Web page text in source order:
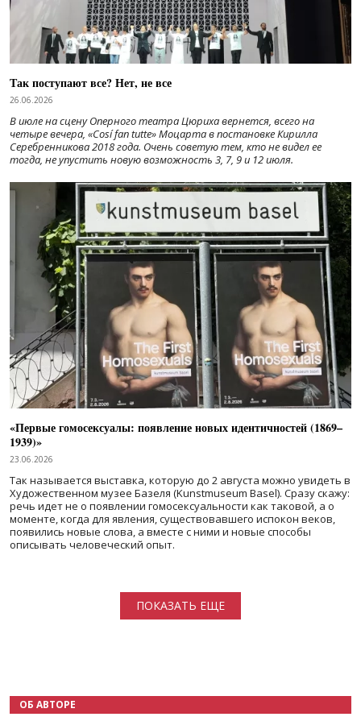
Так поступают все? Нет, не все
26.06.2026
В июле на сцену Оперного театра Цюриха вернется, всего на
четыре вечера, «Cosí fan tutte» Моцарта в постановке Кирилла
Серебренникова 2018 года. Очень советую тем, кто не видел ее
тогда, не упустить новую возможность 3, 7, 9 и 12 июля.
«Первые гомосексуалы: появление новых идентичностей (1869–
1939)»
23.06.2026
Так называется выставка, которую до 2 августа можно увидеть в
Художественном музее Базеля (Kunstmuseum Basel). Сразу скажу:
речь идет не о появлении гомосексуальности как таковой, а о
моменте, когда для явления, существовавшего испокон веков,
появились новые слова, а вместе с ними и новые способы
описывать человеческий опыт.
ПОКАЗАТЬ ЕЩЕ
ОБ АВТОРЕ